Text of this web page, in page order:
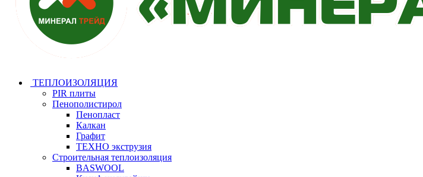
ТЕПЛОИЗОЛЯЦИЯ
PIR плиты
Пенополистирол
Пенопласт
Калкан
Графит
ТЕХНО экструзия
Строительная теплоизоляция
BASWOOL